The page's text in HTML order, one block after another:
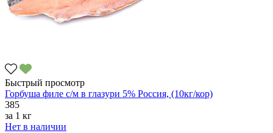
Быстрый просмотр
Горбуша филе с/м в глазури 5% Россия, (10кг/кор)
385
за 1 кг
Нет в наличии